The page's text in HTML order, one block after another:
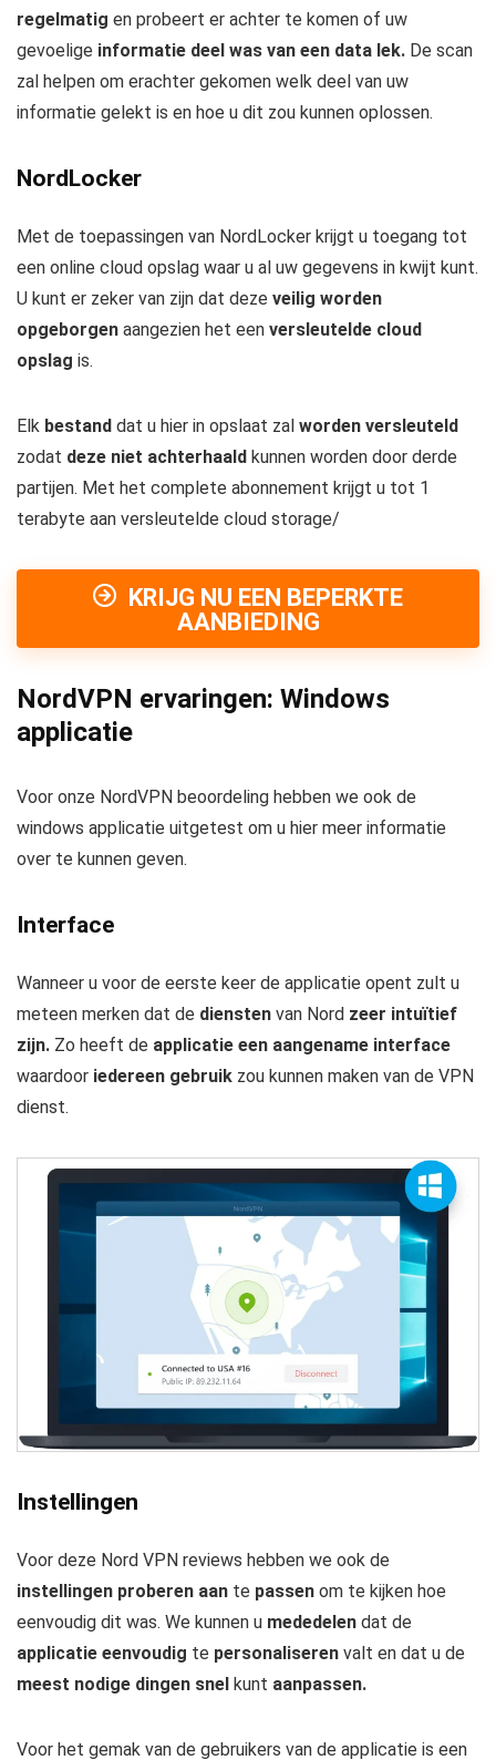
regelmatig en probeert er achter te komen of uw
gevoelige informatie deel was van een data lek. De scan
zal helpen om erachter gekomen welk deel van uw
informatie gelekt is en hoe u dit zou kunnen oplossen.
NordLocker
Met de toepassingen van NordLocker krijgt u toegang tot
een online cloud opslag waar u al uw gegevens in kwijt kunt.
U kunt er zeker van zijn dat deze veilig worden
opgeborgen aangezien het een versleutelde cloud
opslag is.
Elk bestand dat u hier in opslaat zal worden versleuteld
zodat deze niet achterhaald kunnen worden door derde
partijen. Met het complete abonnement krijgt u tot 1
terabyte aan versleutelde cloud storage/
KRIJG NU EEN BEPERKTE
AANBIEDING
NordVPN ervaringen: Windows
applicatie
Voor onze NordVPN beoordeling hebben we ook de
windows applicatie uitgetest om u hier meer informatie
over te kunnen geven.
Interface
Wanneer u voor de eerste keer de applicatie opent zult u
meteen merken dat de diensten van Nord zeer intuïtief
zijn. Zo heeft de applicatie een aangename interface
waardoor iedereen gebruik zou kunnen maken van de VPN
dienst.
Instellingen
Voor deze Nord VPN reviews hebben we ook de
instellingen proberen aan te passen om te kijken hoe
eenvoudig dit was. We kunnen u mededelen dat de
applicatie eenvoudig te personaliseren valt en dat u de
meest nodige dingen snel kunt aanpassen.
Voor het gemak van de gebruikers van de applicatie is een